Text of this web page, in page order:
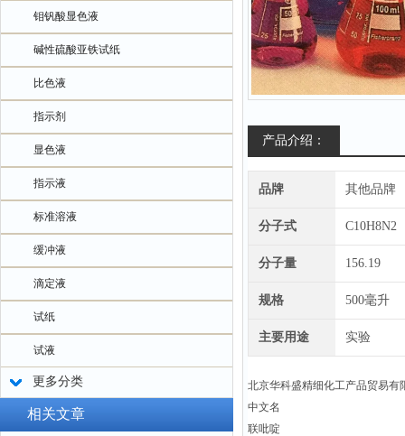
钼钒酸显色液
碱性硫酸亚铁试纸
比色液
指示剂
显色液
指示液
标准溶液
缓冲液
滴定液
试纸
试液
更多分类
相关文章
产品介绍：
品牌 其他品牌
分子式 C10H8N2
分子量 156.19
规格 500毫升
主要用途 实验
北京华科盛精细化工产品贸易有
中文名
联吡啶